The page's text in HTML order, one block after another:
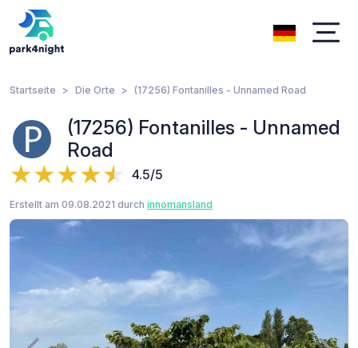
Startseite Die Orte (17256) Fontanilles - Unnamed Road
(17256) Fontanilles - Unnamed
Road
4.5/5
Erstellt am 09.08.2021 durch innomansland